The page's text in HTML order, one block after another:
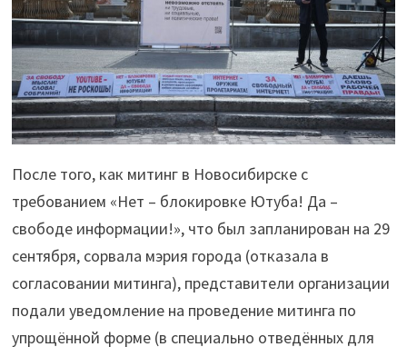
После того, как митинг в Новосибирске с
требованием «Нет – блокировке Ютуба! Да –
свободе информации!», что был запланирован на 29
сентября, сорвала мэрия города (отказала в
согласовании митинга), представители организации
подали уведомление на проведение митинга по
упрощённой форме (в специально отведённых для